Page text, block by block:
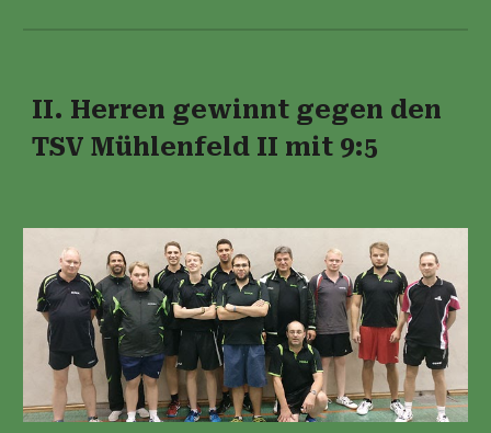
II. Herren gewinnt gegen den
TSV Mühlenfeld II mit 9:5